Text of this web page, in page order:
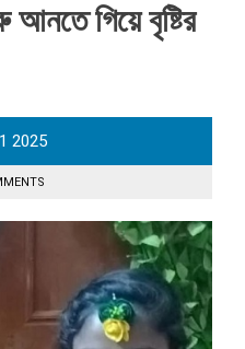
আনতে গিয়ে বৃষ্টির
2025